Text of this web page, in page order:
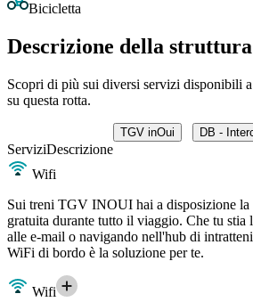
Bicicletta
Descrizione della struttura
Scopri di più sui diversi servizi disponibili
su questa rotta.
TGV inOui DB -
ServiziDescrizione
Wifi
Sui treni TGV INOUI hai a disposizione la
gratuita durante tutto il viaggio. Che tu stia
alle e-mail o navigando nell'hub di
WiFi di bordo è la soluzione per te.
Wifi